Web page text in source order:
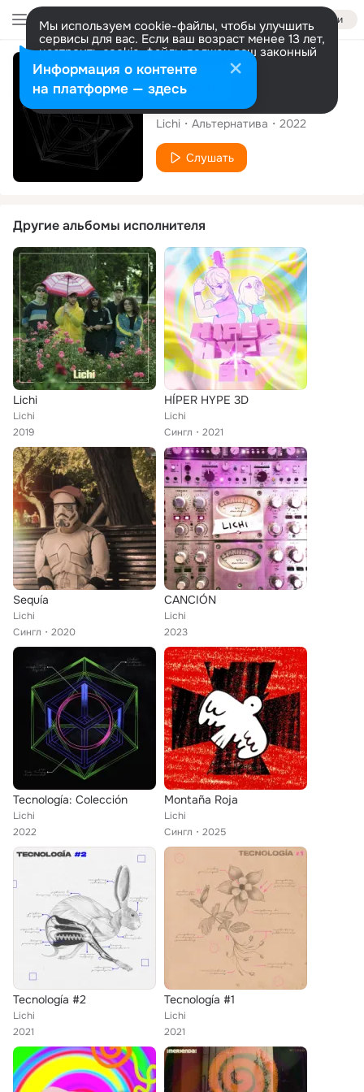
Войти
Мы используем cookie-файлы, чтобы улучшить
сервисы для вас. Если ваш возраст менее 13 лет,
настроить cookie-файлы должен ваш законный
представитель. Больше информации
Разрешить все Настроить
Сингл
EFECTO 17
Lichi Альтернатива 2022
Слушать
Другие альбомы исполнителя
Lichi
Lichi
2019
HÍPER HYPE 3D
Lichi
Сингл
2021
Sequía
Lichi
Сингл
2020
CANCIÓN
Lichi
2023
Tecnología: Colección
Lichi
2022
Montaña Roja
Lichi
Сингл
2025
Tecnología #2
Lichi
2021
Tecnología #1
Lichi
2021
Информация о контенте
на платформе — здесь